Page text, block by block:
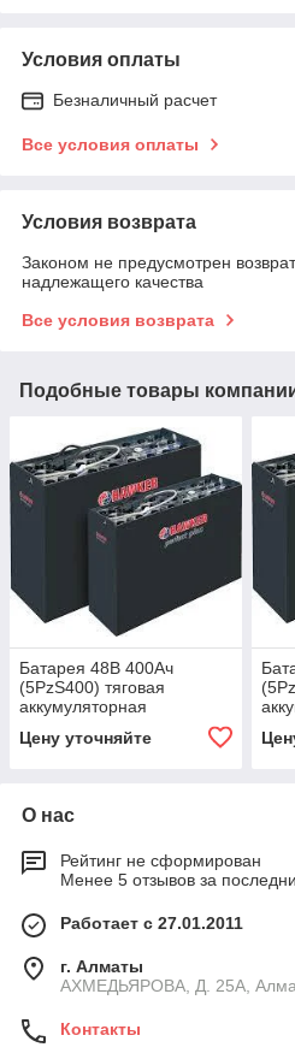
Условия оплаты
Безналичный расчет
Все условия оплаты
Условия возврата
Законом не предусмотрен
надлежащего качества
Все условия возврата
Подобные товары
Батарея 48В 400Ач
(5PzS400) тяговая
аккумуляторная
Цену уточняйте
О нас
Рейтинг не сформирован
Менее 5 отзывов за
Работает с 27.01.2011
г. Алматы
АХМЕДЬЯРОВА, Д. 25А,
Контакты